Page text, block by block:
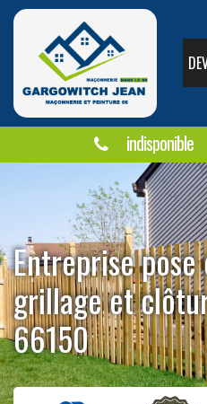
indisponible
Entreprise
grillage et
66150